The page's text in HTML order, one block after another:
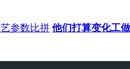
参数比拼 他们打算变化工做